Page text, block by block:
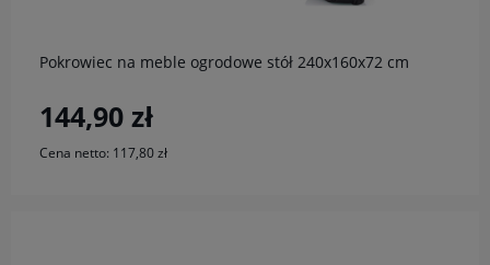
Pokrowiec na meble ogrodowe stół 240x160x72 cm
144,90 zł
Cena netto: 117,80 zł